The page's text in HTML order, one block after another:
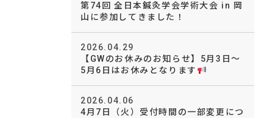
第74回 全日本鍼灸学会学術大会 in 岡
山に参加してきました！
2026.04.29
【GWのお休みのお知らせ】5月3日～
5月6日はお休みとなります
2026.04.06
4月7日（火）受付時間の一部変更につ